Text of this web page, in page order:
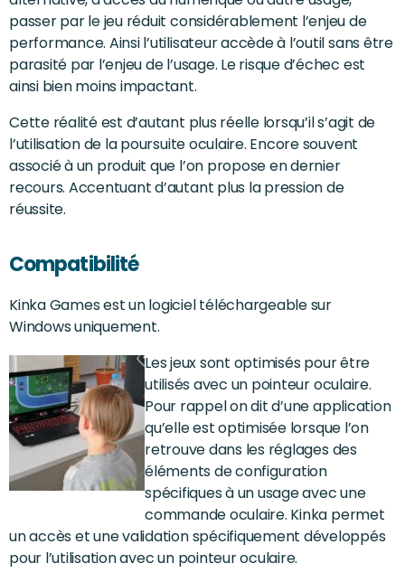
passer par le jeu réduit considérablement l’enjeu de
performance. Ainsi l’utilisateur accède à l’outil sans être
parasité par l’enjeu de l’usage. Le risque d’échec est
ainsi bien moins impactant.
Cette réalité est d’autant plus réelle lorsqu’il s’agit de
l’utilisation de la poursuite oculaire. Encore souvent
associé à un produit que l’on propose en dernier
recours. Accentuant d’autant plus la pression de
réussite.
Compatibilité
Kinka Games est un logiciel téléchargeable sur
Windows uniquement.
Les jeux sont optimisés pour être
utilisés avec un pointeur oculaire.
Pour rappel on dit d’une application
qu’elle est optimisée lorsque l’on
retrouve dans les réglages des
éléments de configuration
spécifiques à un usage avec une
commande oculaire. Kinka permet
un accès et une validation spécifiquement développés
pour l’utilisation avec un pointeur oculaire.